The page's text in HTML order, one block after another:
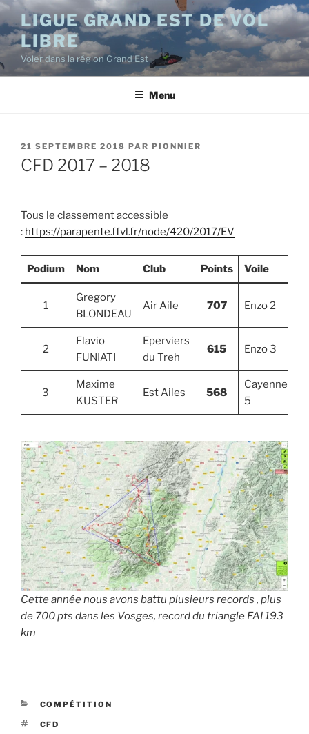
Aller
au
contenu
principal
LIGUE GRAND EST DE VOL
LIBRE
Voler dans la région Grand Est
Menu
PUBLIÉ
LE
21 SEPTEMBRE 2018 PAR PIONNIER
CFD 2017 – 2018
Tous le classement accessible
: https://parapente.ffvl.fr/node/420/2017/EV
Podium Nom Club Points Voile
1
Gregory
BLONDEAU
Air Aile 707 Enzo 2
2
Flavio
FUNIATI
Eperviers
du Treh
615 Enzo 3
3
Maxime
KUSTER
Est Ailes 568
Cayenne
5
Cette année nous avons battu plusieurs records , plus
de 700 pts dans les Vosges, record du triangle FAI 193
km
CATÉGORIES
COMPÉTITION
ÉTIQUETTES
CFD